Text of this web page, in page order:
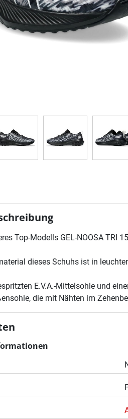
Top-Modells GEL-NOOSA TRI
dieses Schuhs ist in
E.V.A.-Mittelsohle und
die mit Nähten im